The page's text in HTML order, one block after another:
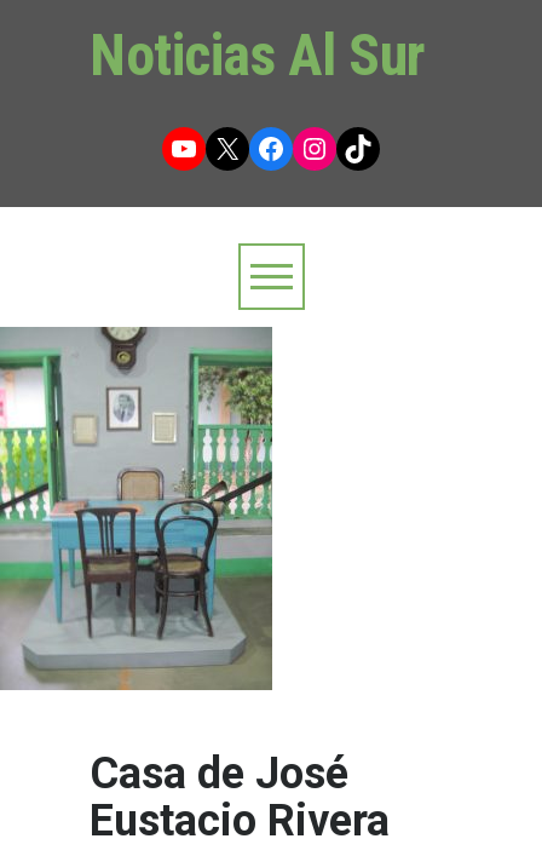
Noticias Al Sur
YouTube
X Facebook
Instagram
TikTok
Casa de José
Eustacio Rivera